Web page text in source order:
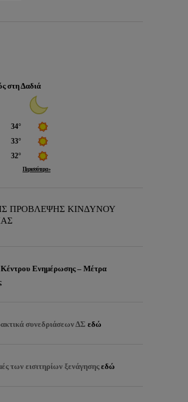
στη Δαδιά
ΠΡΟΒΛΕΨΗΣ ΚΙΝΔΥΝΟΥ
Κέντρου Ενημέρωσης – Μέτρα
συνεδριάσεων ΔΣ εδώ
των εισιτηρίων ξενάγησηςεδώ